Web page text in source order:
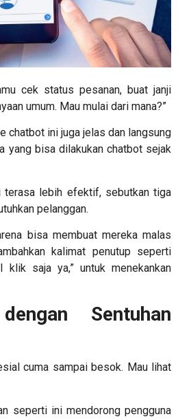
cek status pesanan, buat janji
umum. Mau mulai dari mana?”
chatbot ini juga jelas dan langsung
yang bisa dilakukan chatbot sejak
terasa lebih efektif, sebutkan tiga
pelanggan.
bisa membuat mereka malas
kalimat penutup seperti
klik saja ya,” untuk menekankan
Sentuhan
cuma sampai besok. Mau lihat
seperti ini mendorong pengguna